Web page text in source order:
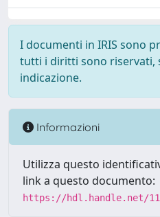
I documenti in IRIS sono
tutti i diritti sono riservati,
indicazione.
Informazioni
Utilizza questo
link a questo documento:
https://hdl.handle.net/